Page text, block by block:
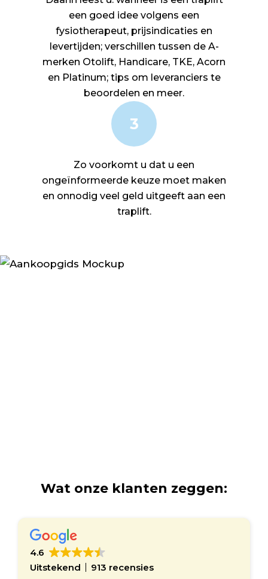
een goed idee volgens een
fysiotherapeut, prijsindicaties en
levertijden; verschillen tussen de A-
merken Otolift, Handicare, TKE, Acorn
en Platinum; tips om leveranciers te
beoordelen en meer.
3
Zo voorkomt u dat u een
ongeïnformeerde keuze moet maken
en onnodig veel geld uitgeeft aan een
traplift.
Wat onze klanten zeggen:
4.6
Uitstekend
913 recensies